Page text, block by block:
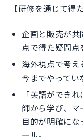
【研修を通じて得
企画と販売が
点で得た疑問点
海外視点で考え
今までやってい
「英語ができ
師から学び、
目的が明確に